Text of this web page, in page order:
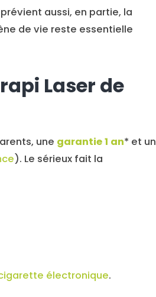
aussi, en partie, la
de vie reste essentielle
Laser de
une garantie 1 an* et un
). Le sérieux fait la
électronique.